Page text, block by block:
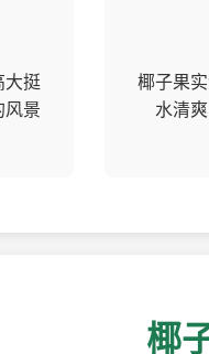
大挺
景
椰子果
水清
椰